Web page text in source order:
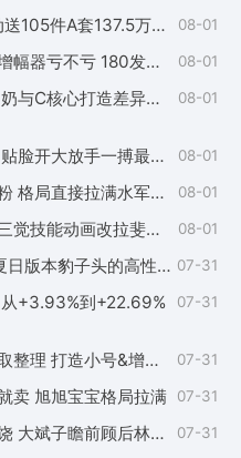
8.6版本前瞻 4大活动送105件A套137.5万迷雾经验 08-01
非酋单轮保底900个增幅器亏不亏 180发果味抽奖券试水 08-01
千海天版本双修指南 奶与C核心打造差异及优先级对比 08-01
旭旭妹妹和狂人合播 贴脸开大放手一搏最后化身为福星 08-01
大斌子硬刚直播间黑粉 格局直接拉满水军早已一地鸡毛 08-01
男鬼剑士剑魂阿修罗三觉技能动画改拉斐尔补丁 08-01
600万金币提升5% 夏日版本豹子头的高性价比提升盘点 07-31
+3.93%到+22.69% 07-31
近期活动增幅资源获取整理 打造小号&增幅坯子别错过 07-31
卖 旭旭宝宝格局拉满 07-31
旭旭妹妹决定定居广饶 大斌子瞻前顾后林思琪毫无畏惧 07-31